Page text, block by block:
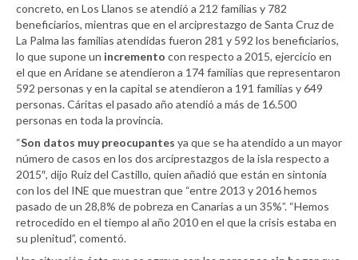
concreto, en Los Llanos se atendió a 212 familias y 782
beneficiarios, mientras que en el arciprestazgo de Santa Cruz de
La Palma las familias atendidas fueron 281 y 592 los beneficiarios,
lo que supone un incremento con respecto a 2015, ejercicio en
el que en Aridane se atendieron a 174 familias que representaron
592 personas y en la capital se atendieron a 191 familias y 649
personas. Cáritas el pasado año atendió a más de 16.500
personas en toda la provincia.
“Son datos muy preocupantes ya que se ha atendido a un mayor
número de casos en los dos arciprestazgos de la isla respecto a
2015″, dijo Ruiz del Castillo, quien añadió que están en sintonía
con los del INE que muestran que “entre 2013 y 2016 hemos
pasado de un 28,8% de pobreza en Canarias a un 35%”. “Hemos
retrocedido en el tiempo al año 2010 en el que la crisis estaba en
su plenitud”, comentó.